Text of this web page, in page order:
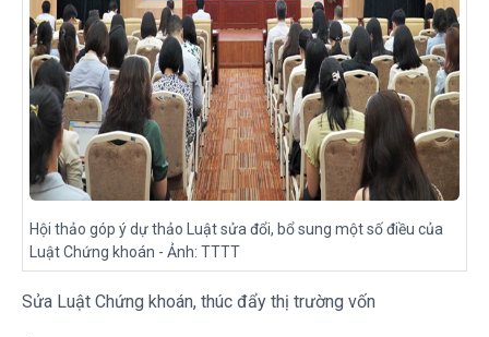
Hội thảo góp ý dự thảo Luật sửa đổi, bổ sung một số điều của
Luật Chứng khoán - Ảnh: TTTT
Sửa Luật Chứng khoán, thúc đẩy thị trường vốn